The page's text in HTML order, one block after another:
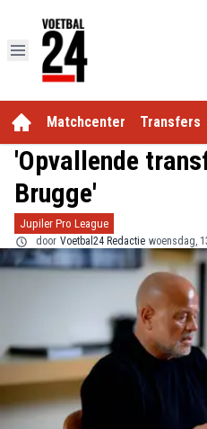
Matchcenter Transfers
'Opvallende
Brugge'
Jupiler Pro League
door Voetbal24 Redactie woensdag,